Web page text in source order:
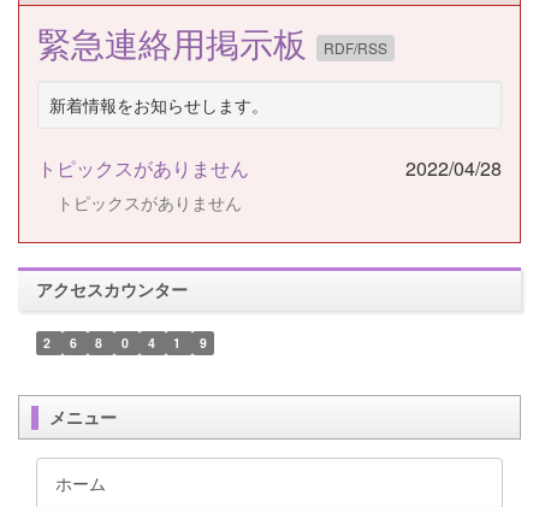
緊急連絡用掲示板 RDF/RSS
新着情報をお知らせします。
トピックスがありません 2022/04/28
トピックスがありません
アクセスカウンター
2 6 8 0 4 1 9
メニュー
ホーム